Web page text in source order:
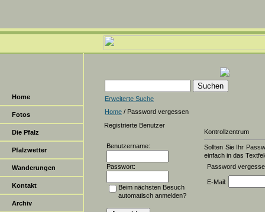
Home
Fotos
Die Pfalz
Pfalzwetter
Wanderungen
Kontakt
Archiv
Erweiterte Suche
Home / Password vergessen
Registrierte Benutzer
Benutzername:
Passwort:
Beim nächsten Besuch
automatisch anmelden?
Kontrollzentrum
Sollten Sie Ihr
einfach in das
Password
E-Mail: